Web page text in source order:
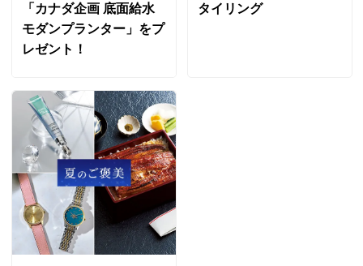
「カナダ企画 底面給水
モダンプランター」をプ
レゼント！
タイリング